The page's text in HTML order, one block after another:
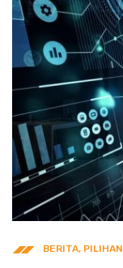
BERITA, PILIHAN